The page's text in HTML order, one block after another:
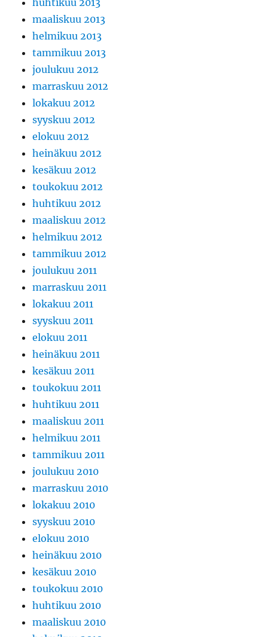
huhtikuu 2013
maaliskuu 2013
helmikuu 2013
tammikuu 2013
joulukuu 2012
marraskuu 2012
lokakuu 2012
syyskuu 2012
elokuu 2012
heinäkuu 2012
kesäkuu 2012
toukokuu 2012
huhtikuu 2012
maaliskuu 2012
helmikuu 2012
tammikuu 2012
joulukuu 2011
marraskuu 2011
lokakuu 2011
syyskuu 2011
elokuu 2011
heinäkuu 2011
kesäkuu 2011
toukokuu 2011
huhtikuu 2011
maaliskuu 2011
helmikuu 2011
tammikuu 2011
joulukuu 2010
marraskuu 2010
lokakuu 2010
syyskuu 2010
elokuu 2010
heinäkuu 2010
kesäkuu 2010
toukokuu 2010
huhtikuu 2010
maaliskuu 2010